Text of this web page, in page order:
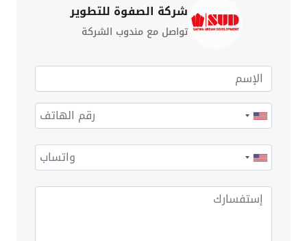
شركة الصفوة للتطوير
تواصل مع مندوب الشركة